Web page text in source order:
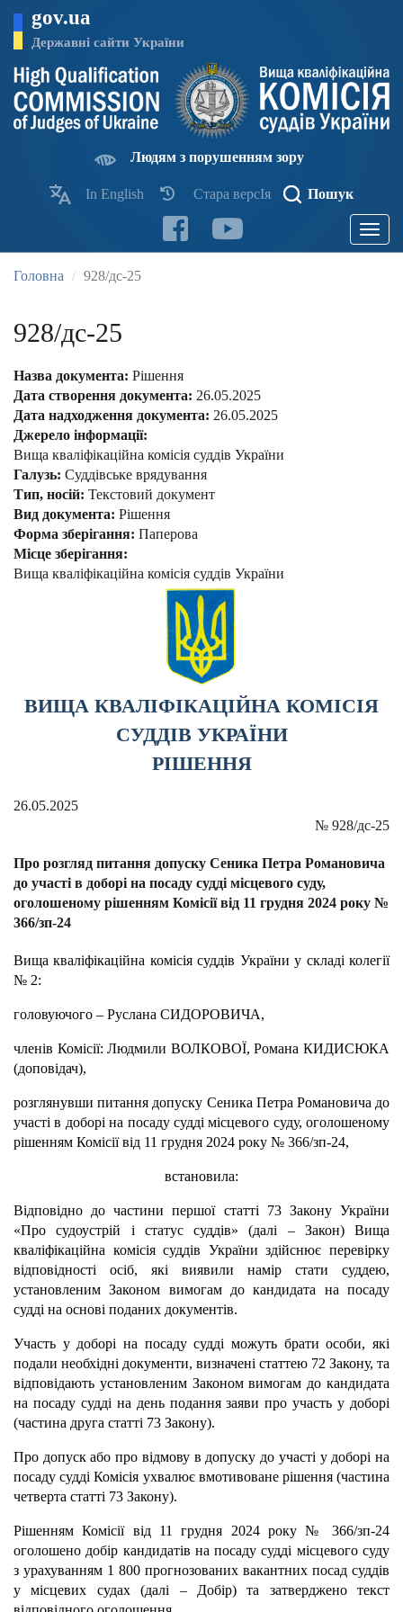
основного
матеріалу
gov.ua
Державні сайти України
Людям з порушенням зору
In English Стара версІя Пошук
Toggle
Головна 928/дс-25
928/дс-25
Назва документа: Рішення
Дата створення документа: 26.05.2025
Дата надходження документа: 26.05.2025
Джерело інформації:
Вища кваліфікаційна комісія суддів України
Галузь: Суддівське врядування
Тип, носій: Текстовий документ
Вид документа: Рішення
Форма зберігання: Паперова
Місце зберігання:
Вища кваліфікаційна комісія суддів України
ВИЩА КВАЛІФІКАЦІЙНА КОМІСІЯ
СУДДІВ УКРАЇНИ
РІШЕННЯ
26.05.2025
№ 928/дс-25
Про розгляд питання допуску Сеника Петра Романовича
до участі в доборі на посаду судді місцевого суду,
оголошеному рішенням Комісії від 11 грудня 2024 року №
366/зп-24
Вища кваліфікаційна комісія суддів України у складі колегії
№ 2:
головуючого – Руслана СИДОРОВИЧА,
членів Комісії: Людмили ВОЛКОВОЇ, Романа КИДИСЮКА
(доповідач),
розглянувши питання допуску Сеника Петра Романовича до
участі в доборі на посаду судді місцевого суду, оголошеному
рішенням Комісії від 11 грудня 2024 року № 366/зп-24,
встановила:
Відповідно до частини першої статті 73 Закону України
«Про судоустрій і статус суддів» (далі – Закон) Вища
кваліфікаційна комісія суддів України здійснює перевірку
відповідності осіб, які виявили намір стати суддею,
установленим Законом вимогам до кандидата на посаду
судді на основі поданих документів.
Участь у доборі на посаду судді можуть брати особи, які
подали необхідні документи, визначені статтею 72 Закону, та
відповідають установленим Законом вимогам до кандидата
на посаду судді на день подання заяви про участь у доборі
(частина друга статті 73 Закону).
Про допуск або про відмову в допуску до участі у доборі на
посаду судді Комісія ухвалює вмотивоване рішення (частина
четверта статті 73 Закону).
Рішенням Комісії від 11 грудня 2024 року № 366/зп-24
оголошено добір кандидатів на посаду судді місцевого суду
з урахуванням 1 800 прогнозованих вакантних посад суддів
у місцевих судах (далі – Добір) та затверджено текст